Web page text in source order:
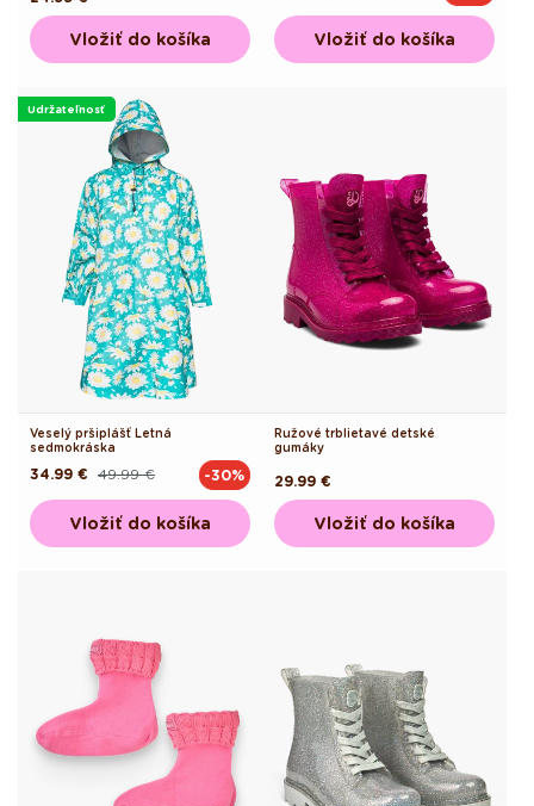
cena
Vložiť do košíka Vložiť do košíka
Udržateľnosť
Veselý pršiplášť Letná
sedmokráska
Pôvodná49.99 €
Akciová
34.99 € -30%
Vložiť do košíka
Ružové trblietavé detské
gumáky
Pôvodná
cena
29.99 €
Vložiť do košíka